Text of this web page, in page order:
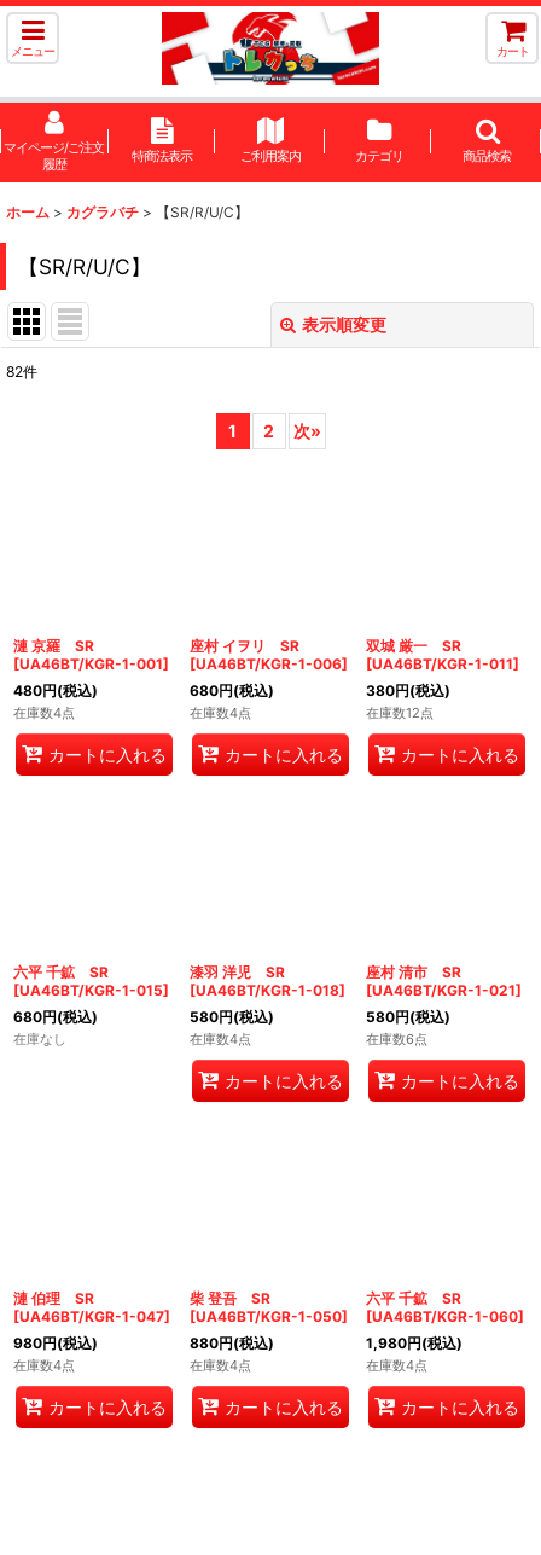
メニュー カート
マイページ/ご注文
履歴
特商法表示 ご利用案内 カテゴリ 商品検索
ホーム > カグラバチ > 【SR/R/U/C】
【SR/R/U/C】
表示順変更
82件
1 2 次»
漣 京羅 SR
[UA46BT/KGR-1-001]
480円(税込)
在庫数4点
カートに入れる
座村 イヲリ SR
[UA46BT/KGR-1-006]
680円(税込)
在庫数4点
カートに入れる
双城 厳一 SR
[UA46BT/KGR-1-011]
380円(税込)
在庫数12点
カートに入れる
六平 千鉱 SR
[UA46BT/KGR-1-015]
680円(税込)
在庫なし
漆羽 洋児 SR
[UA46BT/KGR-1-018]
580円(税込)
在庫数4点
カートに入れる
座村 清市 SR
[UA46BT/KGR-1-021]
580円(税込)
在庫数6点
カートに入れる
漣 伯理 SR
[UA46BT/KGR-1-047]
980円(税込)
在庫数4点
カートに入れる
柴 登吾 SR
[UA46BT/KGR-1-050]
880円(税込)
在庫数4点
カートに入れる
六平 千鉱 SR
[UA46BT/KGR-1-060]
1,980円(税込)
在庫数4点
カートに入れる